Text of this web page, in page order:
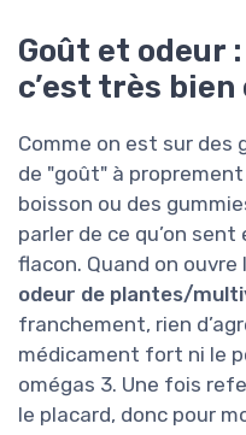
Goût et odeur
c’est très bien
Comme on est sur des
de "goût" à
boisson ou des
parler de ce qu’on
flacon. Quand on ouvre
odeur de plantes/
franchement, rien
médicament fort ni le
omégas 3. Une fois
le placard, donc pour